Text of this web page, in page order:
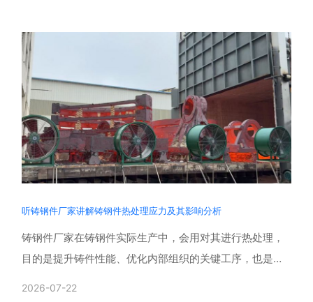
听铸钢件厂家讲解铸钢件热处理应力及其影响分析
铸钢件厂家在铸钢件实际生产中，会用对其进行热处理，
目的是提升铸件性能、优化内部组织的关键工序，也是把
2026-07-22